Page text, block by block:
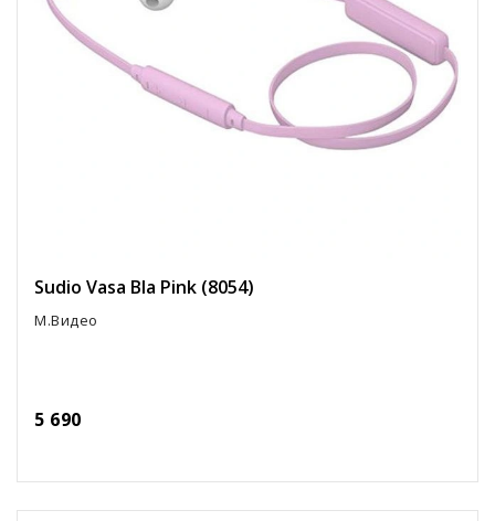
Sudio Vasa Bla Pink (8054)
М.Видео
5 690